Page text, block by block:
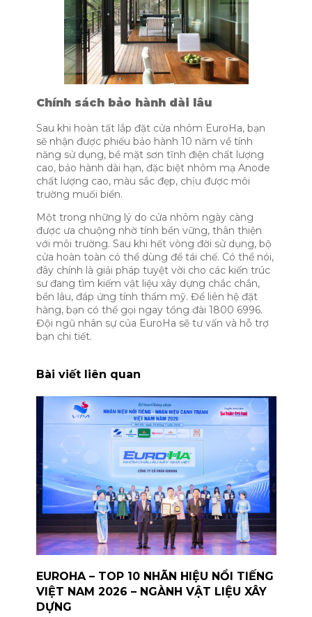
Chính sách bảo hành dài lâu
Sau khi hoàn tất lắp đặt cửa nhôm EuroHa, bạn
sẽ nhận được phiếu bảo hành 10 năm về tính
năng sử dụng, bề mặt sơn tĩnh điện chất lượng
cao, bảo hành dài hạn, đặc biệt nhôm mạ Anode
chất lượng cao, màu sắc đẹp, chịu được môi
trường muối biển.
Một trong những lý do cửa nhôm ngày càng
được ưa chuộng nhờ tính bền vững, thân thiện
với môi trường. Sau khi hết vòng đời sử dụng, bộ
cửa hoàn toàn có thể dùng để tái chế. Có thể nói,
đây chính là giải pháp tuyệt vời cho các kiến trúc
sư đang tìm kiếm vật liệu xây dựng chắc chắn,
bền lâu, đáp ứng tính thẩm mỹ. Để liên hệ đặt
hàng, bạn có thể gọi ngay tổng đài 1800 6996.
Đội ngũ nhân sự của EuroHa sẽ tư vấn và hỗ trợ
bạn chi tiết.
Bài viết liên quan
EUROHA – TOP 10 NHÃN HIỆU NỔI TIẾNG
VIỆT NAM 2026 – NGÀNH VẬT LIỆU XÂY
DỰNG